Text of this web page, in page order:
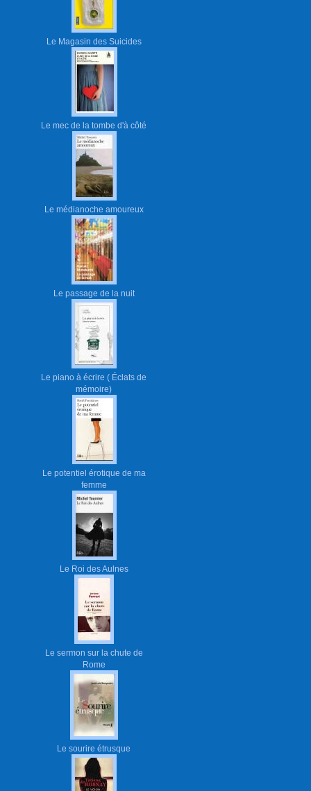
Le Magasin des Suicides
Le mec de la tombe d'à côté
Le médianoche amoureux
Le passage de la nuit
Le piano à écrire ( Éclats de
mémoire)
Le potentiel érotique de ma
femme
Le Roi des Aulnes
Le sermon sur la chute de
Rome
Le sourire étrusque